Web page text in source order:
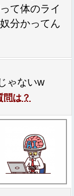
て体のライ
分かってん
ゃないw
は？